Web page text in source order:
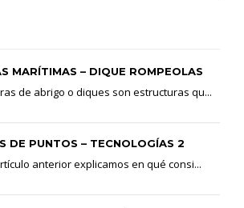
MARÍTIMAS – DIQUE ROMPEOLAS
de abrigo o diques son estructuras qu...
DE PUNTOS – TECNOLOGÍAS 2
anterior explicamos en qué consi...